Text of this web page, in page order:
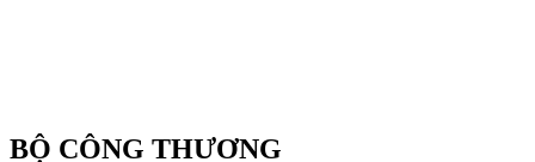
BỘ CÔNG THƯƠNG